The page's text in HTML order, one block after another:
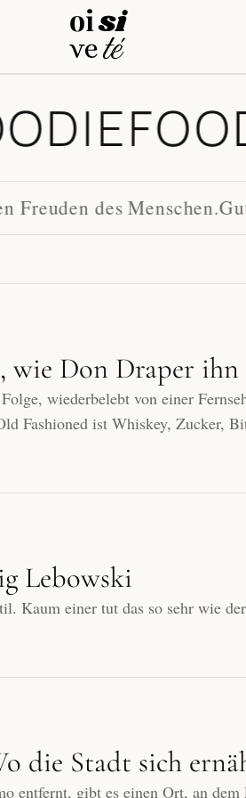
des Menschen.Gut
wie Don Draper ihn
wiederbelebt von einer
Fashioned ist Whiskey, Zucker,
Lebowski
Kaum einer tut das so sehr wie
die Stadt sich
entfernt, gibt es einen Ort, an